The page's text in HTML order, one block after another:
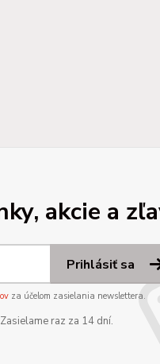
akcie a
Prihlásiť sa
za účelom zasielania newslettera.
raz za 14 dní.